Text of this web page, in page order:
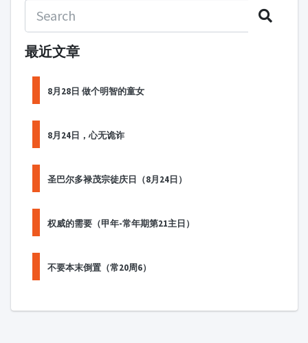
最近文章
8月28日 做个明智的童女
8月24日，心无诡诈
圣巴尔多禄茂宗徒庆日（8月24日）
权威的需要（甲年-常年期第21主日）
不要本末倒置（常20周6）